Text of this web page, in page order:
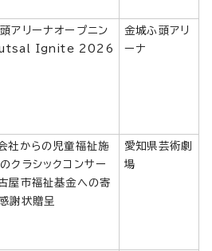
アリーナオープニン
Futsal Ignite 2026
金城ふ頭アリ
ーナ
社からの児童福祉施
クラシックコンサー
屋市福祉基金への寄
謝状贈呈
愛知県芸術劇
場